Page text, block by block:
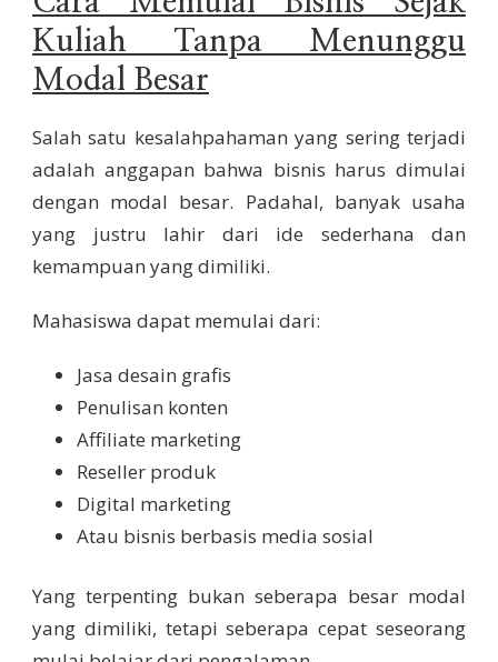
Kuliah Tanpa Menunggu
Modal Besar
Salah satu kesalahpahaman yang sering terjadi
adalah anggapan bahwa bisnis harus dimulai
dengan modal besar. Padahal, banyak usaha
yang justru lahir dari ide sederhana dan
kemampuan yang dimiliki.
Mahasiswa dapat memulai dari:
Jasa desain grafis
Penulisan konten
Affiliate marketing
Reseller produk
Digital marketing
Atau bisnis berbasis media sosial
Yang terpenting bukan seberapa besar modal
yang dimiliki, tetapi seberapa cepat seseorang